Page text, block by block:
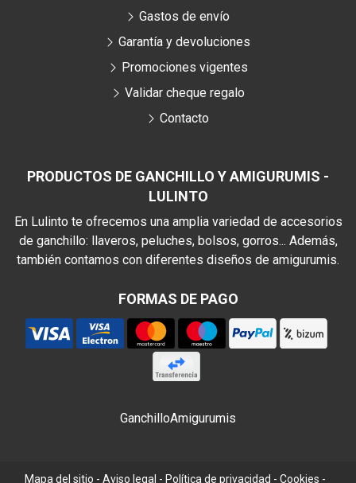
PRODUCTOS DE GANCHILLO Y AMIGURUMIS -
LULINTO
En Lulinto te ofrecemos una amplia variedad de accesorios
de ganchillo: llaveros, peluches, bolsos, gorros... Además,
también contamos con diferentes diseños de amigurumis.
FORMAS DE PAGO
Gastos de envío
Garantía y devoluciones
Promociones vigentes
Validar cheque regalo
Contacto
GanchilloAmigurumis
Mapa del sitio - Aviso legal - Política de privacidad - Cookies -